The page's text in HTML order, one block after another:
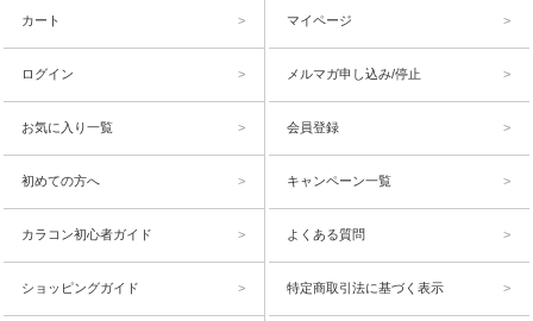
カート マイページ
ログイン メルマガ申し込み/停止
お気に入り一覧 会員登録
初めての方へ キャンペーン一覧
カラコン初心者ガイド よくある質問
ショッピングガイド 特定商取引法に基づく表示